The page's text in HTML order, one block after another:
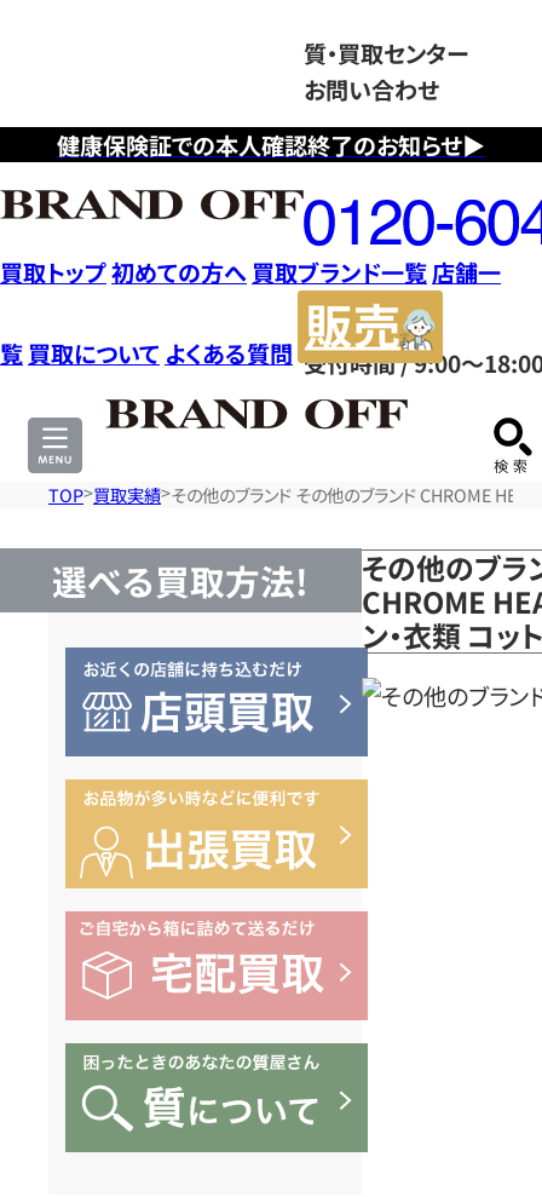
健康保険証での本人確認終了のお知らせ▶
質・買取センター
お問い合わせ
フ
リ
ー
ダ
イ
ヤ
ル
0120604117
受付時間 / 9:00～
買取トップ初めての方へ 買取ブランド一覧店舗一
覧 買取について よくある質問
サ
TOP 買取実績 その他のブランド その他のブランド CHROME
選べる買取方法!
その他のブラ
CHROME
ン・衣類 コッ